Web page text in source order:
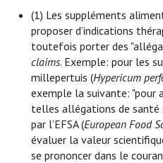
(1) Les suppléments
proposer d’indications
toutefois porter des
claims. Exemple: pour les
millepertuis (Hypericum
exemple la suivante: "pour
telles allégations de santé
par l’EFSA (European Food
évaluer la valeur
se prononcer dans le